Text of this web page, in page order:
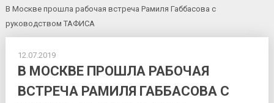
В Москве прошла рабочая встреча Рамиля Габбасова с
руководством ТАФИСА
12.07.2019
В МОСКВЕ ПРОШЛА РАБОЧАЯ
ВСТРЕЧА РАМИЛЯ ГАББАСОВА С